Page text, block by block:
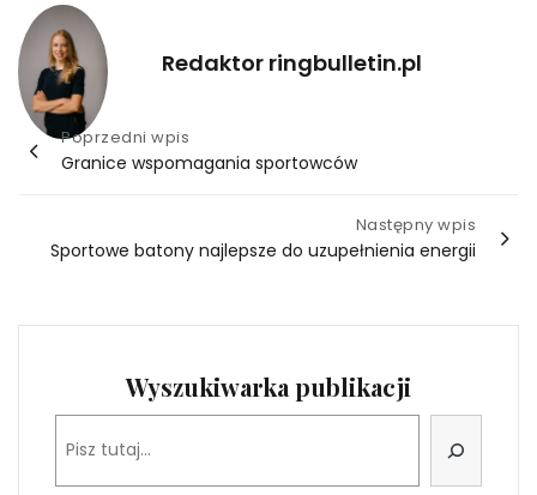
Redaktor ringbulletin.pl
Nawigacja
wpisu
Poprzedni wpis
Granice wspomagania sportowców
Następny wpis
Sportowe batony najlepsze do uzupełnienia energii
Wyszukiwarka publikacji
Szukaj